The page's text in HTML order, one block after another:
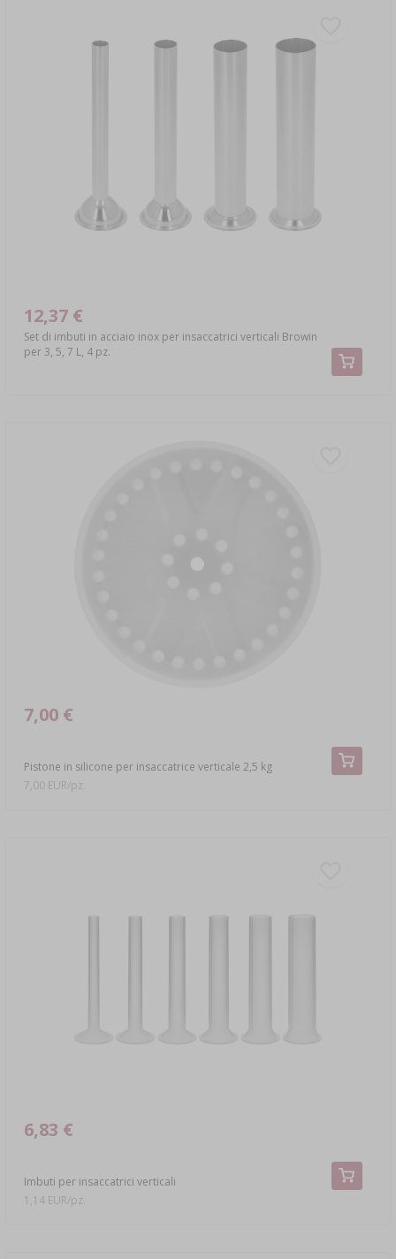
Set di imbuti in acciaio inox per insaccatrici verticali Browin
per 3, 5, 7 L, 4 pz.
12,37 €
Pistone in silicone per insaccatrice verticale 2,5 kg
7,00 €
7,00 EUR/pz.
Imbuti per insaccatrici verticali
6,83 €
1,14 EUR/pz.